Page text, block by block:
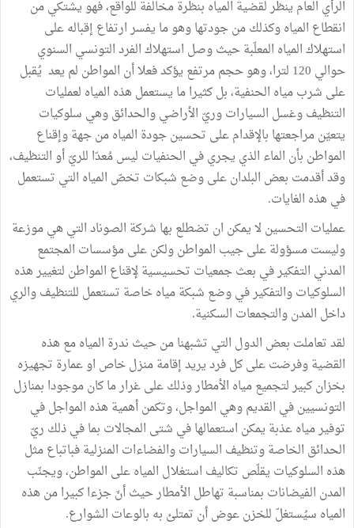
الرأي العام ينظر لقضية المياه بنظرة مخالفة للواقع، فهو يشتكي من
انقطاع المياه وكذلك من جودتها وهو ما يفسر ارتفاع إقباله على
استهلاك المياه المعلّبة حيث وصل استهلاك الفرد التونسي السنوي
حوالي 120 لترا، وهو حجم مرتفع يؤكد فعلا أن المواطن لم يعد يُقبل
على شرب مياه الحنفية، بل كثيرا ما يستعمل هذه المياه لعمليات
التنظيف وغسل السيارات وريّ الأراضي والحدائق وهي سلوكيات
يتعيّن مراجعتها بالإقدام على تحسين جودة المياه من جهة وإقناع
المواطن بأن الماء الذي يجري في الحنفيات ليس مُعدّا للريّ أو التنظيف،
وقد أقدمت بعض البلدان على وضع شبكات تخصّ المياه التي تستعمل
في هذه الغايات.
عمليات التحسين لا يمكن ان تضطلع بها شركة الصوناد التي هي موزعة
وليست مسؤولة على جيب المواطن ولكن على مؤسسات المجتمع
المدني التفكير في بعث جمعيات تحسيسية لإقناع المواطن لتغيير هذه
السلوكيات والتفكير في وضع شبكة مياه خاصة تستعمل للتنظيف والري
داخل المدن والتجمعات السكنية.
لقد تعاملت بعض الدول التي تشبهنا من حيث ندرة المياه مع هذه
القضية وفرضت على كل فرد يريد إقامة منزل خاص او عمارة تجهيزه
بخزان كبير لتجميع مياه الأمطار وذلك على غرار ما كان موجودا بمنازل
التونسيين في القديم وهي المواجل، وتكمن أهمية هذه المواجل في
توفير مياه عذبة يمكن استعمالها في شتى المجالات بما في ذلك ريّ
الحدائق الخاصة وتنظيف السيارات والفضاءات المنزلية فباتباع مثل
هذه السلوكيات يقلّص تكاليف استغلال المياه على المواطن، ويجنّب
المدن الفيضانات بمناسبة تهاطل الأمطار حيث أنّ جزءا كبيرا من هذه
المياه سيُستغلّ للخزن عوض أن تمتلئ به بالوعات الشوارع.